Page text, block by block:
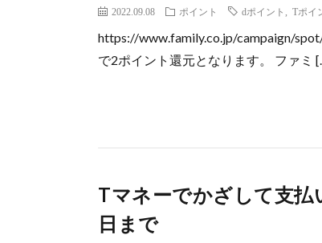
2022.09.08 ポイント dポイント Tポイ
https://www.family.co.jp/campaign/
で2ポイント還元となります。 ファミ
Tマネーでかざして支払
日まで